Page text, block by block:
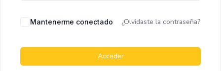
Mantenerme conectado ¿Olvidaste la contraseña?
Acceder